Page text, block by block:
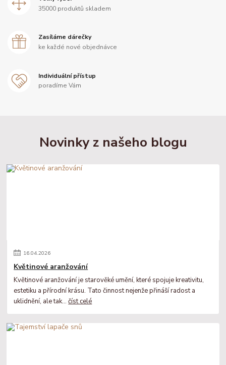
35000 produktů skladem
Zasíláme dárečky
ke každé nové objednávce
Individuální přístup
poradíme Vám
Novinky z našeho blogu
16.04.2026
Květinové aranžování
Květinové aranžování je starověké umění, které spojuje kreativitu,
estetiku a přírodní krásu. Tato činnost nejenže přináší radost a
uklidnění, ale tak...číst celé